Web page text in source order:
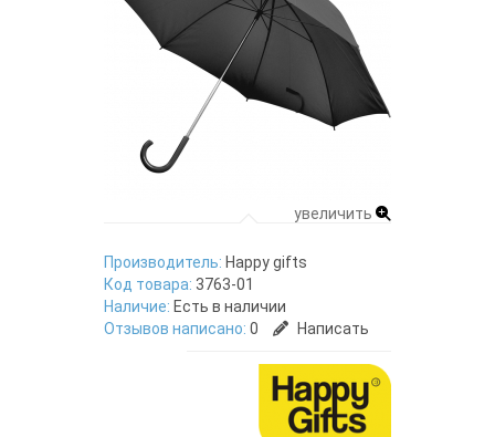
увеличить
Производитель: Happy gifts
Код товара: 3763-01
Наличие: Есть в наличии
Отзывов написано: 0 Написать